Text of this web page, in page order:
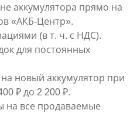
аккумулятора прямо на
«АКБ-Центр».
(в т. ч. с НДС).
для постоянных
новый аккумулятор при
₽ до 2 200 ₽.
на все продаваемые